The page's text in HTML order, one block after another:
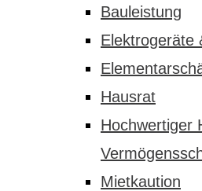
Bauleistung
Elektrogeräte
Hausrat
Hochwertiger
Mietkaution